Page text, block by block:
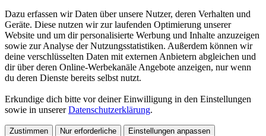
Dazu erfassen wir Daten über unsere Nutzer, deren Verhalten und
Geräte. Diese nutzen wir zur laufenden Optimierung unserer
Website und um dir personalisierte Werbung und Inhalte anzuzeigen
sowie zur Analyse der Nutzungsstatistiken. Außerdem können wir
deine verschlüsselten Daten mit externen Anbietern abgleichen und
dir über deren Online-Werbekanäle Angebote anzeigen, nur wenn
du deren Dienste bereits selbst nutzt.
Erkundige dich bitte vor deiner Einwilligung in den Einstellungen
sowie in unsererDatenschutzerklärung.
Zustimmen Nur erforderliche Einstellungen anpassen